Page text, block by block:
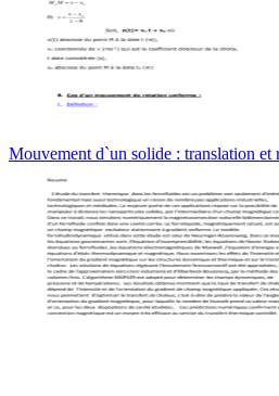
Mouvement d`un solide : translation et